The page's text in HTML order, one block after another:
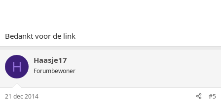
Bedankt voor de link
H Haasje17
Forumbewoner
21 dec 2014 #5